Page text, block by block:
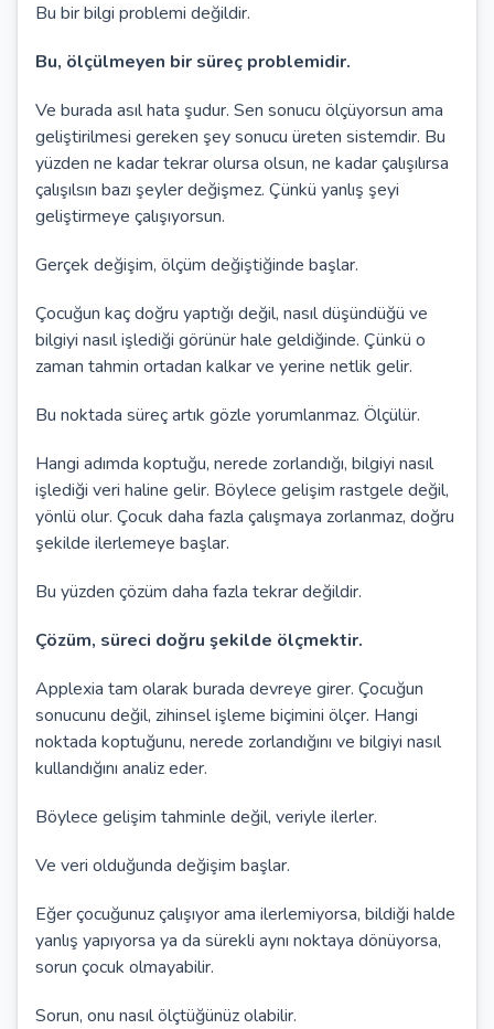
Bu bir bilgi problemi değildir.
Bu, ölçülmeyen bir süreç problemidir.
Ve burada asıl hata şudur. Sen sonucu ölçüyorsun ama
geliştirilmesi gereken şey sonucu üreten sistemdir. Bu
yüzden ne kadar tekrar olursa olsun, ne kadar çalışılırsa
çalışılsın bazı şeyler değişmez. Çünkü yanlış şeyi
geliştirmeye çalışıyorsun.
Gerçek değişim, ölçüm değiştiğinde başlar.
Çocuğun kaç doğru yaptığı değil, nasıl düşündüğü ve
bilgiyi nasıl işlediği görünür hale geldiğinde. Çünkü o
zaman tahmin ortadan kalkar ve yerine netlik gelir.
Bu noktada süreç artık gözle yorumlanmaz. Ölçülür.
Hangi adımda koptuğu, nerede zorlandığı, bilgiyi nasıl
işlediği veri haline gelir. Böylece gelişim rastgele değil,
yönlü olur. Çocuk daha fazla çalışmaya zorlanmaz, doğru
şekilde ilerlemeye başlar.
Bu yüzden çözüm daha fazla tekrar değildir.
Çözüm, süreci doğru şekilde ölçmektir.
Applexia tam olarak burada devreye girer. Çocuğun
sonucunu değil, zihinsel işleme biçimini ölçer. Hangi
noktada koptuğunu, nerede zorlandığını ve bilgiyi nasıl
kullandığını analiz eder.
Böylece gelişim tahminle değil, veriyle ilerler.
Ve veri olduğunda değişim başlar.
Eğer çocuğunuz çalışıyor ama ilerlemiyorsa, bildiği halde
yanlış yapıyorsa ya da sürekli aynı noktaya dönüyorsa,
sorun çocuk olmayabilir.
Sorun, onu nasıl ölçtüğünüz olabilir.